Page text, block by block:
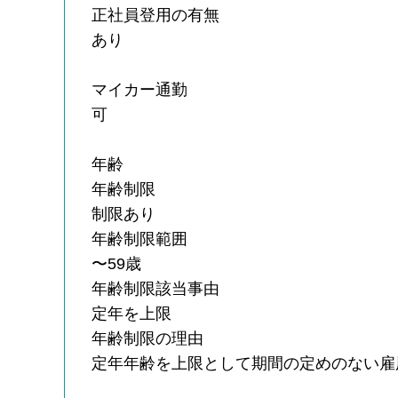
正社員登用の有無
あり
マイカー通勤
可
年齢
年齢制限
制限あり
年齢制限範囲
〜59歳
年齢制限該当事由
定年を上限
年齢制限の理由
定年年齢を上限として期間の定めのない